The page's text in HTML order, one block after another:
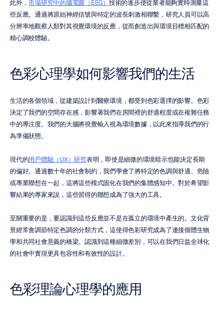
此外，市場研究中的腦電圖（EEG） 技術的進步使從業者能夠實時測量這
些反應。通過將原始神經信號與特定的波長刺激相聯繫，研究人員可以高
分辨率地觀察人類對其視覺環境的反應，從而創造出與環境目標相匹配的
精心調校體驗。
色彩心理學如何影響我們的生活
生活的各個領域，從建築設計到醫療環境，都受到色彩選擇的影響。色彩
決定了我們的空間存在感，影響著我們在房間裡的舒適程度或在複雜任務
中的專注度。我們的大腦將視覺輸入視為環境數據，以此來指導我們的行
為準備狀態。
現代的用戶體驗（UX）研究表明，即使是細微的環境暗示也能決定長期
的偏好。通過數十年的社會制約，我們學會了將特定的色調與舒適、危險
或專業聯想在一起，這將這些模式固化在我們的集體感知中。對於希望影
響結果的專家來說，這些習得的聯想成為了強大的工具。
至關重要的是，要認識到這些反應並不是在孤立的環境中產生的。文化背
景經常會調節特定色調的分類方式，這使得色彩研究成為了連接個體生物
學和共同社會意義的橋梁。認識到這種細微差別，可以在我們日益全球化
的社會中實現更具包容性和有效性的設計。
色彩理論心理學的應用